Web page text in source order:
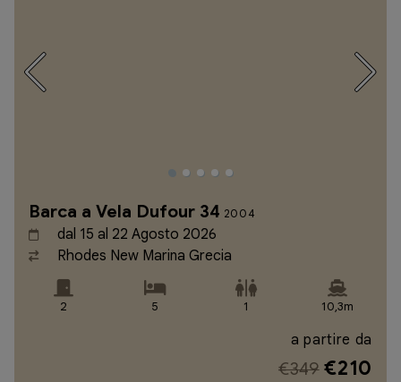
Barca a Vela Dufour 34 2004
dal 15 al 22 Agosto 2026
Rhodes New Marina Grecia
2 5 1 10,3m
a partire da
€349 €210